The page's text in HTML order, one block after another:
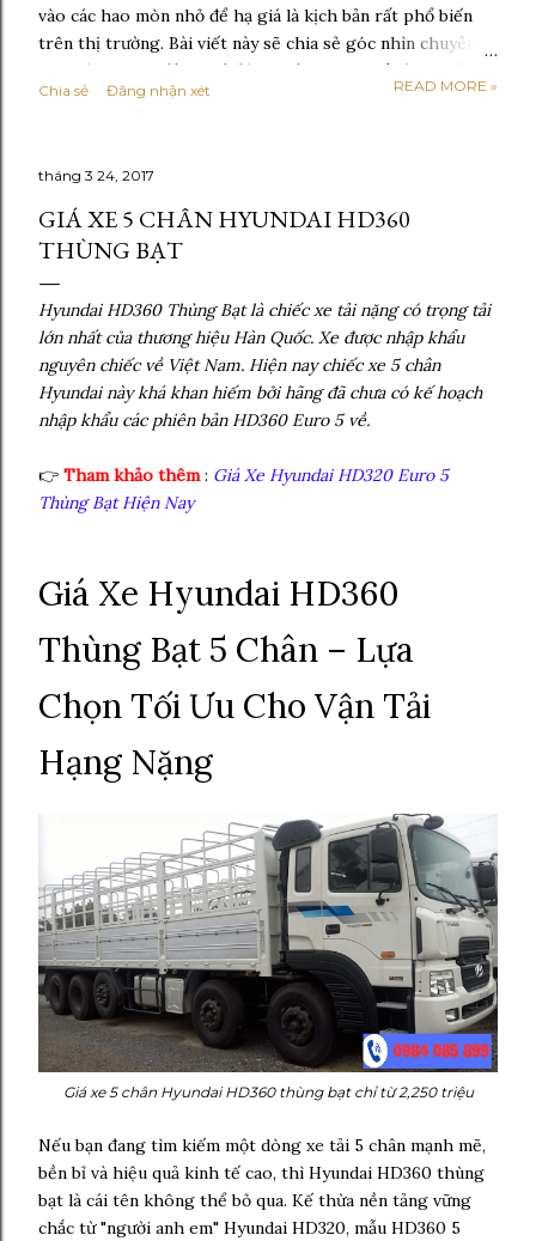
vào các hao mòn nhỏ để hạ giá là kịch bản rất phổ biến
trên thị trường. Bài viết này sẽ chia sẻ góc nhìn chuyên
gia giúp bạn tự đánh giá đúng giá trị thực tế của xe, làm
chủ bàn đàm phán và bán được xe với mức giá tối ưu nhất!
giá trị kinh tế lớn, nhưng không ít chủ xe phải chịu thâm
hụt tài chính chỉ vì thiếu kinh nghiệm bán xe tải cũ và
không biết cách định giá xe tải cũ một cách chính xác.
Việc bị cò lái "bắt bài", chỉ ra hàng loạt lỗi nhỏ để đè giá là
kịch bản rất phổ biến trên thị trường mua bán xe đã qua
sử dụng. Là một người đồng hành cùng ngành vận tải
nhiều năm, tôi hiểu rằng mỗi chiếc xe tải không chỉ là
phương t...
Chia sẻ Đăng nhận xét READ MORE »
tháng 3 24, 2017
GIÁ XE 5 CHÂN HYUNDAI HD360
THÙNG BẠT
Hyundai HD360 Thùng Bạt là chiếc xe tải nặng có trọng tải
lớn nhất của thương hiệu Hàn Quốc. Xe được nhập khẩu
nguyên chiếc về Việt Nam. Hiện nay chiếc xe 5 chân
Hyundai này khá khan hiếm bởi hãng đã chưa có kế hoạch
nhập khẩu các phiên bản HD360 Euro 5 về.
👉 Tham khảo thêm : Giá Xe Hyundai HD320 Euro 5
Thùng Bạt Hiện Nay
Giá Xe Hyundai HD360
Thùng Bạt 5 Chân – Lựa
Chọn Tối Ưu Cho Vận Tải
Hạng Nặng
Giá xe 5 chân Hyundai HD360 thùng bạt chỉ từ 2,250 triệu
Nếu bạn đang tìm kiếm một dòng xe tải 5 chân mạnh mẽ,
bền bỉ và hiệu quả kinh tế cao, thì Hyundai HD360 thùng
bạt là cái tên không thể bỏ qua. Kế thừa nền tảng vững
chắc từ "người anh em" Hyundai HD320, mẫu HD360 5